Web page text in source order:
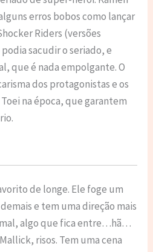
erros bobos como lançar
Riders (versões
sacudir o seriado, e
que é nada empolgante. O
dos protagonistas e os
na época, que garantem
de longe. Ele foge um
e tem uma direção mais
mal, algo que fica entre…hã…
risos. Tem uma cena